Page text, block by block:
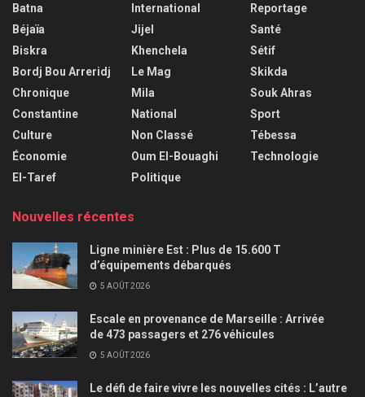
Batna
Béjaïa
Biskra
Bordj Bou Arreridj
Chronique
Constantine
Culture
Économie
El-Taref
International
Jijel
Khenchela
Le Mag
Mila
National
Non Classé
Oum El-Bouaghi
Politique
Reportage
Santé
Sétif
Skikda
Souk Ahras
Sport
Tébessa
Technologie
Nouvelles récentes
Ligne minière Est : Plus de 15.600 T
d’équipements débarqués
5 AOÛT 2026
Escale en provenance de Marseille : Arrivée
de 473 passagers et 276 véhicules
5 AOÛT 2026
Le défi de faire vivre les nouvelles cités : L’autre